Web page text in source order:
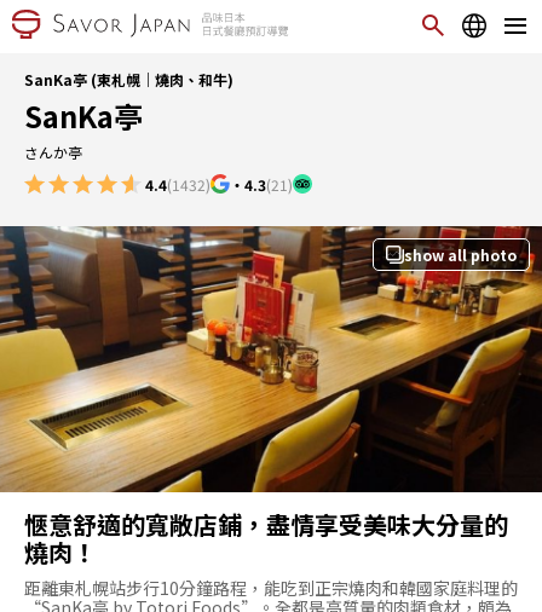
SanKa亭 (東札幌｜燒肉、和牛)
SanKa亭
さんか亭
4.4(1432) ・ 4.3(21)
show all photo
愜意舒適的寬敞店鋪，盡情享受美味大分量的
燒肉！
距離東札幌站步行10分鐘路程，能吃到正宗燒肉和韓國家庭料理的
“SanKa亭 by Totori Foods”。全都是高質量的肉類食材，頗為